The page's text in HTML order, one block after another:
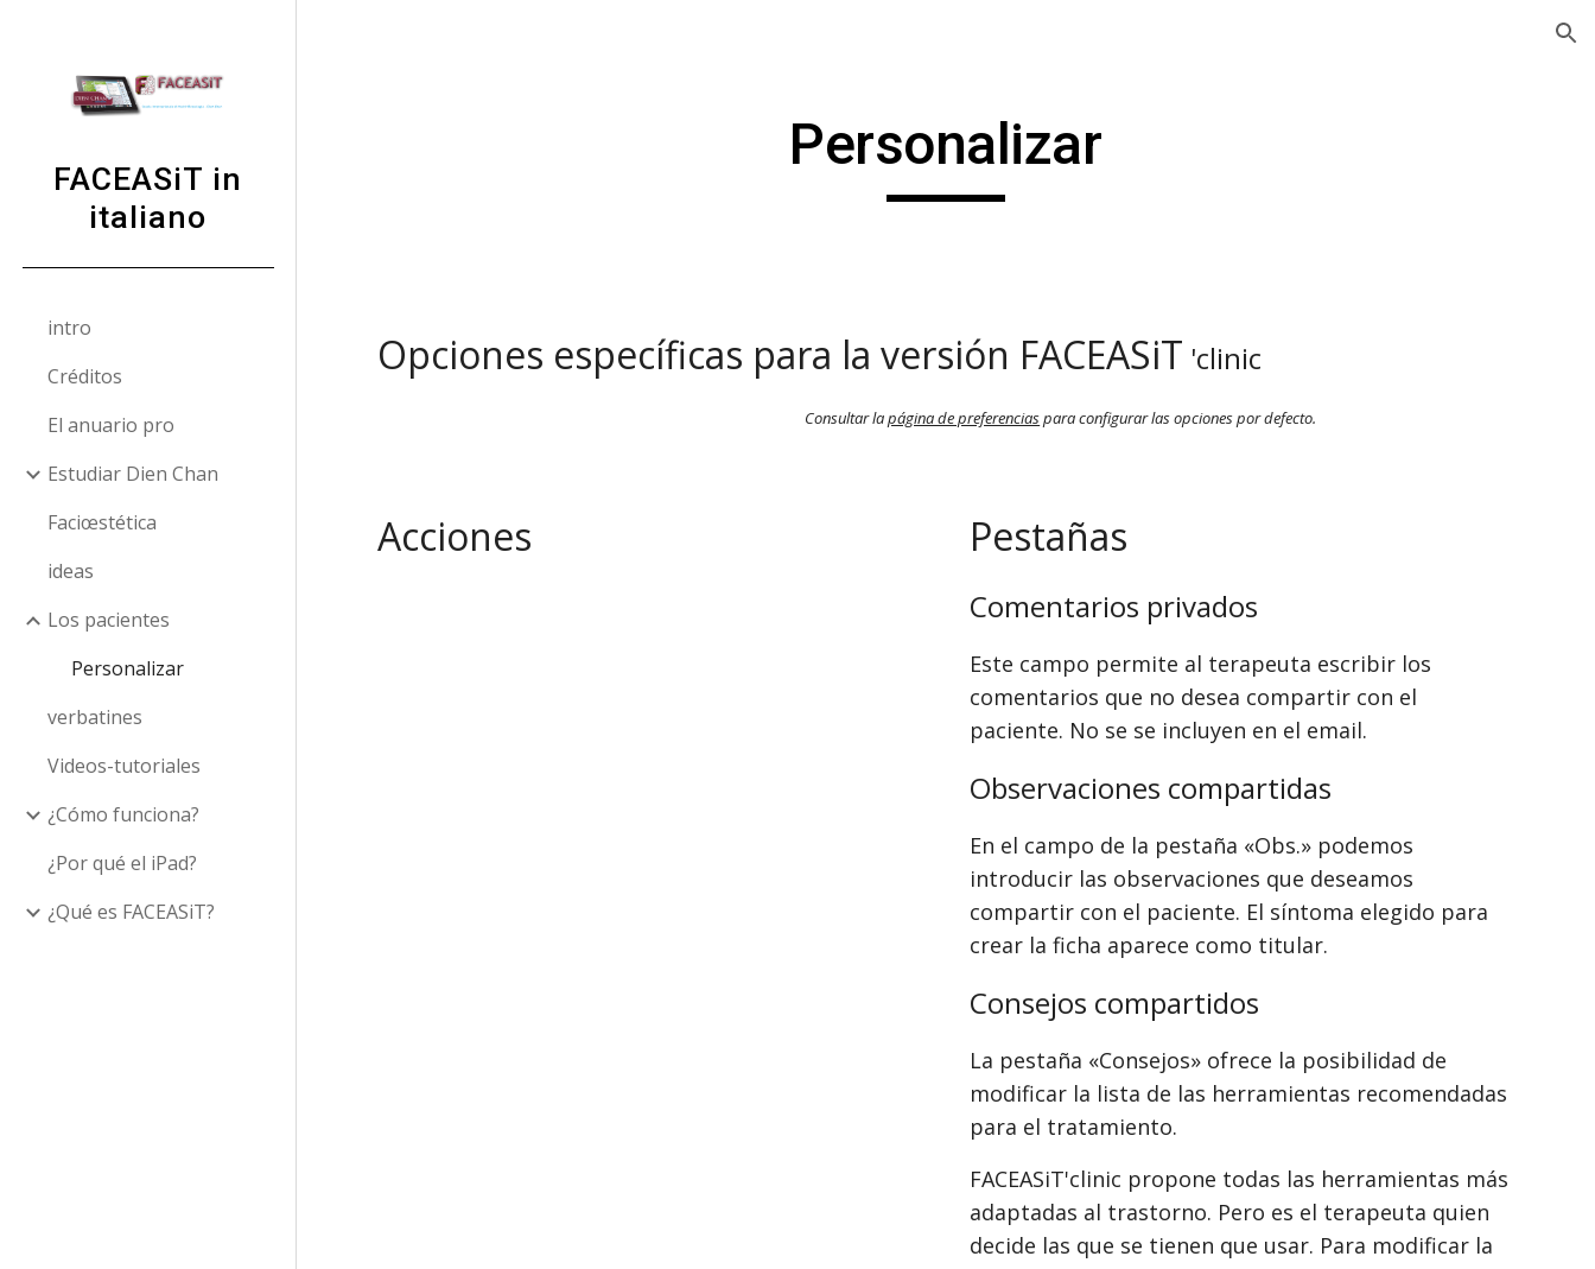
FACEASiT in
italiano
intro
Créditos
El anuario pro
Estudiar Dien Chan
Faciœstética
ideas
Los pacientes
Personalizar
verbatines
Videos-tutoriales
¿Cómo funciona?
¿Por qué el iPad?
¿Qué es FACEASiT?
Personalizar
Opciones específicas para la versión FACEASiT 'clinic
Consultar lapágina de preferenciaspara configurar las opciones por defecto.
Acciones Pestañas
Comentarios privados
Este campo permite al terapeuta escribir los
comentarios que no desea compartir con el
paciente. No se se incluyen en el email.
Observaciones compartidas
En el campo de la pestaña «Obs.» podemos
introducir las observaciones que deseamos
compartir con el paciente. El síntoma elegido para
crear la ficha aparece como titular.
Consejos compartidos
La pestaña «Consejos» ofrece la posibilidad de
modificar la lista de las herramientas recomendadas
para el tratamiento.
FACEASiT'clinic propone todas las herramientas más
adaptadas al trastorno. Pero es el terapeuta quien
decide las que se tienen que usar. Para modificar la